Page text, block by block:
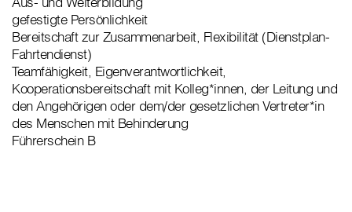
gefestigte Persönlichkeit
Bereitschaft zur Zusammenarbeit, Flexibilität (Dienstplan-
Fahrtendienst)
Teamfähigkeit, Eigenverantwortlichkeit,
Kooperationsbereitschaft mit Kolleg*innen, der Leitung und
den Angehörigen oder dem/der gesetzlichen Vertreter*in
des Menschen mit Behinderung
Führerschein B